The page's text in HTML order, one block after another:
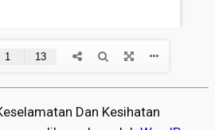
Dan Kesihatan